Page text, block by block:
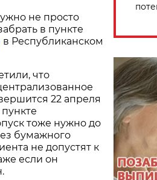
не просто
в пункте
в Республиканском
что
22 апреля
пункте
тоже нужно до
бумажного
не допустят к
если он